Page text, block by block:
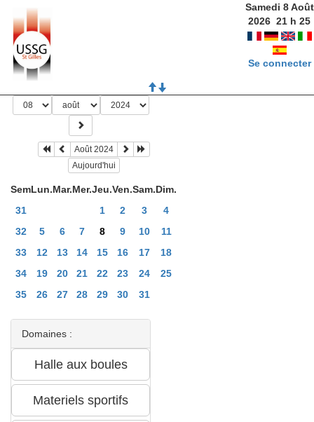
Samedi 8 Août
2026 21 h25
Se connecter
Août 2024
Aujourd'hui
SemLun.Mar.Mer.Jeu.Ven.Sam.Dim.
31
1 2 3
4
32
5 6 7 8 9 10
11
33
12 13 14 15 16 17
18
34
19 20 21 22 23 24
25
35
26 27 28 29 30 31
Domaines :